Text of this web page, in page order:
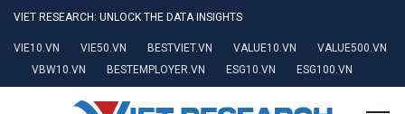
VIET RESEARCH: UNLOCK THE DATA INSIGHTS
VIE10.VN VIE50.VN BESTVIET.VN VALUE10.VN
VALUE500.VN
VBW10.VN
BESTEMPLOYER.VN ESG10.VN ESG100.VN